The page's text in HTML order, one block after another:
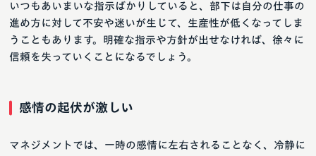
いつもあいまいな指示ばかりしていると、部下は自分の仕事の
進め方に対して不安や迷いが生じて、生産性が低くなってしま
うこともあります。明確な指示や方針が出せなければ、徐々に
信頼を失っていくことになるでしょう。
感情の起伏が激しい
マネジメントでは、一時の感情に左右されることなく、冷静に